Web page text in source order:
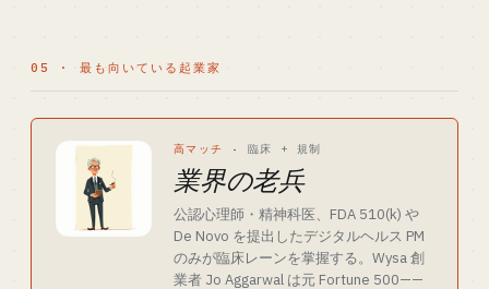
05 · 最も向いている起業家
高マッチ · 臨床 + 規制
業界の老兵
公認心理師・精神科医、FDA 510(k) や
De Novo を提出したデジタルヘルス PM
のみが臨床レーンを掌握する。Wysa 創
業者 Jo Aggarwal は元 Fortune 500——